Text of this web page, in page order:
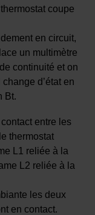
coupe
en circuit,
un multimètre
continuité et on
d’état en
Bt.
entre les
thermostat
L1 reliée à la
L2 reliée à la
les deux
en contact.